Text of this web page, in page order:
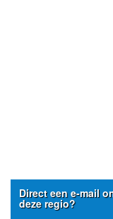
Direct een e-mail
deze regio?